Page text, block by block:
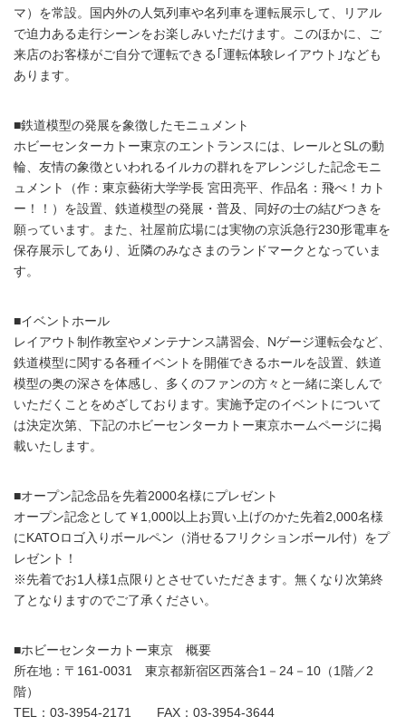
マ）を常設。国内外の人気列車や名列車を運転展示して、リアル
で迫力ある走行シーンをお楽しみいただけます。このほかに、ご
来店のお客様がご自分で運転できる｢運転体験レイアウト｣なども
あります。
■鉄道模型の発展を象徴したモニュメント
ホビーセンターカトー東京のエントランスには、レールとSLの動
輪、友情の象徴といわれるイルカの群れをアレンジした記念モニ
ュメント（作：東京藝術大学学長 宮田亮平、作品名：飛べ！カト
ー！！）を設置、鉄道模型の発展・普及、同好の士の結びつきを
願っています。また、社屋前広場には実物の京浜急行230形電車を
保存展示してあり、近隣のみなさまのランドマークとなっていま
す。
■イベントホール
レイアウト制作教室やメンテナンス講習会、Nゲージ運転会など、
鉄道模型に関する各種イベントを開催できるホールを設置、鉄道
模型の奥の深さを体感し、多くのファンの方々と一緒に楽しんで
いただくことをめざしております。実施予定のイベントについて
は決定次第、下記のホビーセンターカトー東京ホームページに掲
載いたします。
■オープン記念品を先着2000名様にプレゼント
オープン記念として￥1,000以上お買い上げのかた先着2,000名様
にKATOロゴ入りボールペン（消せるフリクションボール付）をプ
レゼント！
※先着でお1人様1点限りとさせていただきます。無くなり次第終
了となりますのでご了承ください。
■ホビーセンターカトー東京 概要
所在地：〒161-0031 東京都新宿区西落合1－24－10（1階／2
階）
TEL：03‐3954‐2171 FAX：03‐3954‐3644